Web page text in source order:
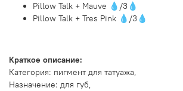
Pillow Talk + Mauve 💧/3💧
Pillow Talk + Tres Pink 💧/3💧
Краткое описание:
Категория: пигмент для татуажа,
Назначение: для губ,